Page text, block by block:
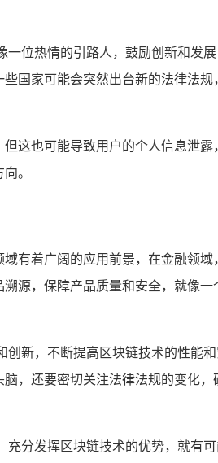
位热情的引路人，鼓励创新和发
国家可能会突然出台新的法律法
这也可能导致用户的个人信息泄露
。
有着广阔的应用前景，在金融领
源，保障产品质量和安全，就像
新，不断提高区块链技术的性能
，还要密切关注法律法规的变化
分发挥区块链技术的优势，就有可